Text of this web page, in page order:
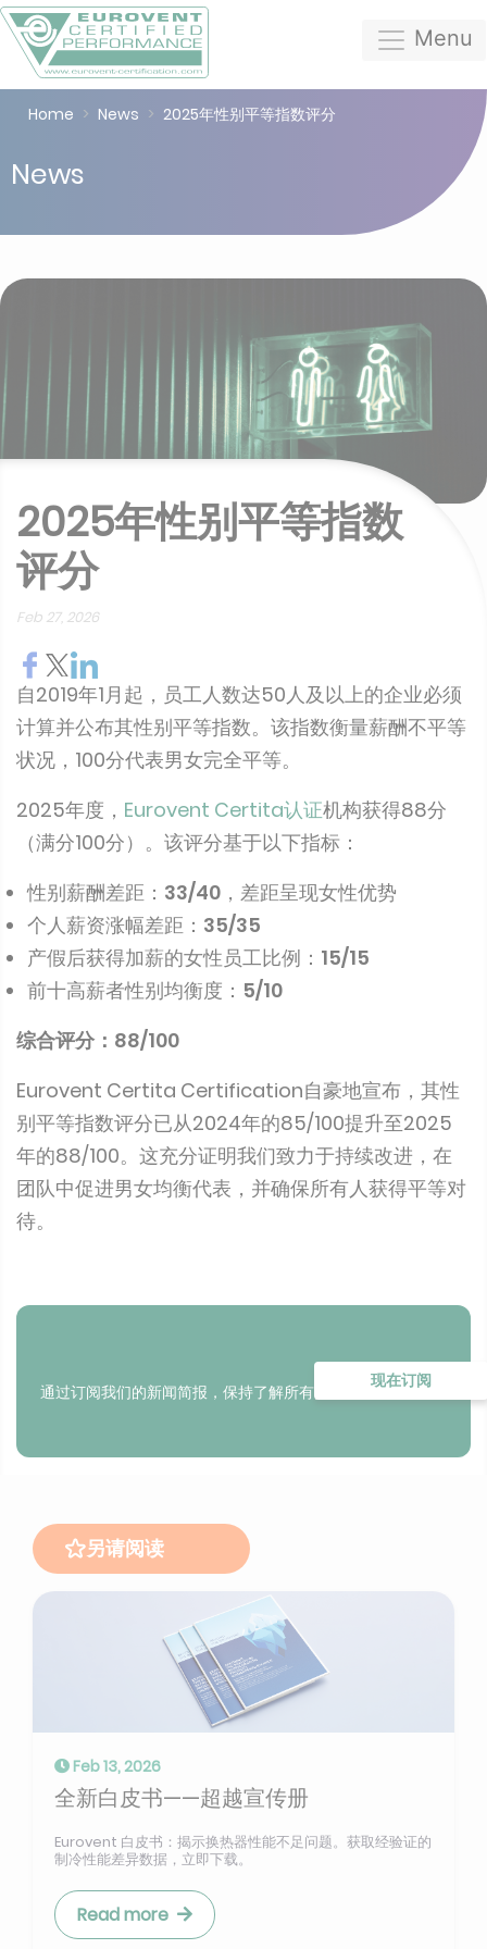
Menu
Home News 2025年性别平等指数评分
News
2025年性别平等指数
评分
Feb 27, 2026
自2019年1月起，员工人数达50人及以上的企业必须
计算并公布其性别平等指数。该指数衡量薪酬不平等
状况，100分代表男女完全平等。
2025年度， Eurovent Certita认证机构获得88分
（满分100分）。该评分基于以下指标：
性别薪酬差距： 33/40 ，差距呈现女性优势
个人薪资涨幅差距： 35/35
产假后获得加薪的女性员工比例： 15/15
前十高薪者性别均衡度： 5/10
综合评分：88/100
Eurovent Certita Certification自豪地宣布，其性
别平等指数评分已从2024年的85/100提升至2025
年的88/100。这充分证明我们致力于持续改进，在
团队中促进男女均衡代表，并确保所有人获得平等对
待。
通过订阅我们的新闻简报，保持了解所有更新
现在订阅
另请阅读
Feb 13, 2026
全新白皮书——超越宣传册
Eurovent 白皮书：揭示换热器性能不足问题。获取经验证的
制冷性能差异数据，立即下载。
Read more